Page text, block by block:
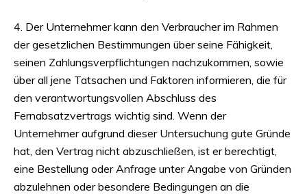
4. Der Unternehmer kann den Verbraucher im Rahmen
der gesetzlichen Bestimmungen über seine Fähigkeit,
seinen Zahlungsverpflichtungen nachzukommen, sowie
über all jene Tatsachen und Faktoren informieren, die für
den verantwortungsvollen Abschluss des
Fernabsatzvertrags wichtig sind. Wenn der
Unternehmer aufgrund dieser Untersuchung gute Gründe
hat, den Vertrag nicht abzuschließen, ist er berechtigt,
eine Bestellung oder Anfrage unter Angabe von Gründen
abzulehnen oder besondere Bedingungen an die